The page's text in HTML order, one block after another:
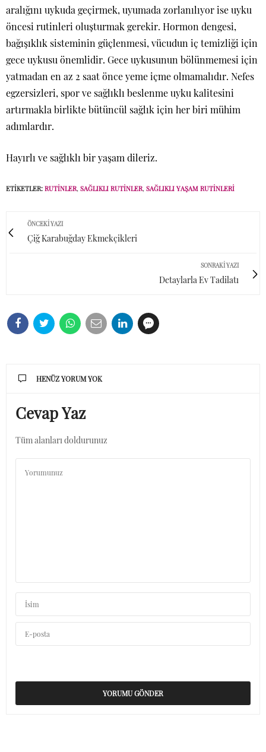
aralığını uykuda geçirmek, uyumada zorlanılıyor ise uyku
öncesi rutinleri oluşturmak gerekir. Hormon dengesi,
bağışıklık sisteminin güçlenmesi, vücudun iç temizliği için
gece uykusu önemlidir. Gece uykusunun bölünmemesi için
yatmadan en az 2 saat önce yeme içme olmamalıdır. Nefes
egzersizleri, spor ve sağlıklı beslenme uyku kalitesini
artırmakla birlikte bütüncül sağlık için her biri mühim
adımlardır.
Hayırlı ve sağlıklı bir yaşam dileriz.
ETIKETLER: RUTINLER, SAĞLIKLI RUTINLER, SAĞLIKLI YAŞAM RUTINLERI
ÖNCEKI YAZI
Çiğ Karabuğday Ekmekçikleri
SONRAKI YAZI
Detaylarla Ev Tadilatı
HENÜZ YORUM YOK
Cevap Yaz
Tüm alanları doldurunuz